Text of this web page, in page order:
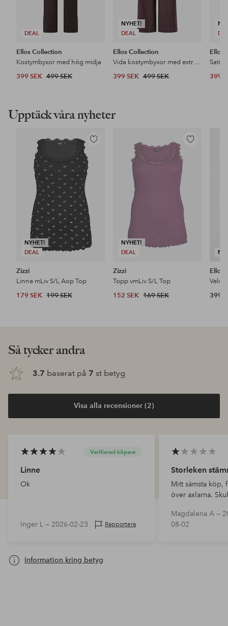
DEAL
Ellos Collection
Kostymbyxor med hög midja
399 SEK 499 SEK
NYHET!
DEAL
Ellos Collection
Vida kostymbyxor med extra hög midja
399 SEK 499 SEK
Ellos
399
Upptäck våra nyheter
NYHET!
DEAL
Lägg
i
favoriter
Zizzi
Linne mLiv S/L Aop Top
179 SEK 199 SEK
NYHET!
DEAL
Lägg
i
Zizzi
Topp vmLiv S/L Top
152 SEK 169 SEK
Ellos
399
Så tycker andra
3.7 baserat på 7 st betyg
Visa alla recensioner (2)
Verifierad köpare
Linne
Ok
Inger L — 2026-02-23 Rapportera
Storleken
Mitt sämsta köp,
över axlarna.
Magdalena A —
08-02
Information kring betyg